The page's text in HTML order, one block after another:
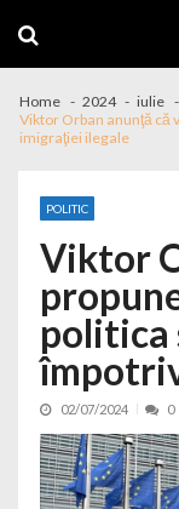
Home 2024 iulie
Viktor Orban anunţă că
imigraţiei ilegale
POLITIC
Viktor
politica
02/07/2024 0